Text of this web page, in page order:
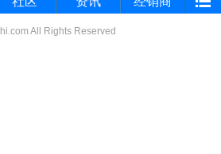
All Rights Reserved